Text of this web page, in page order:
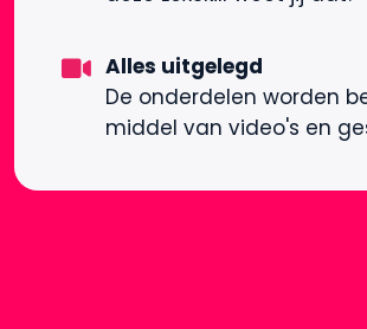
Alles uitgelegd
De onderdelen worden
middel van video's en